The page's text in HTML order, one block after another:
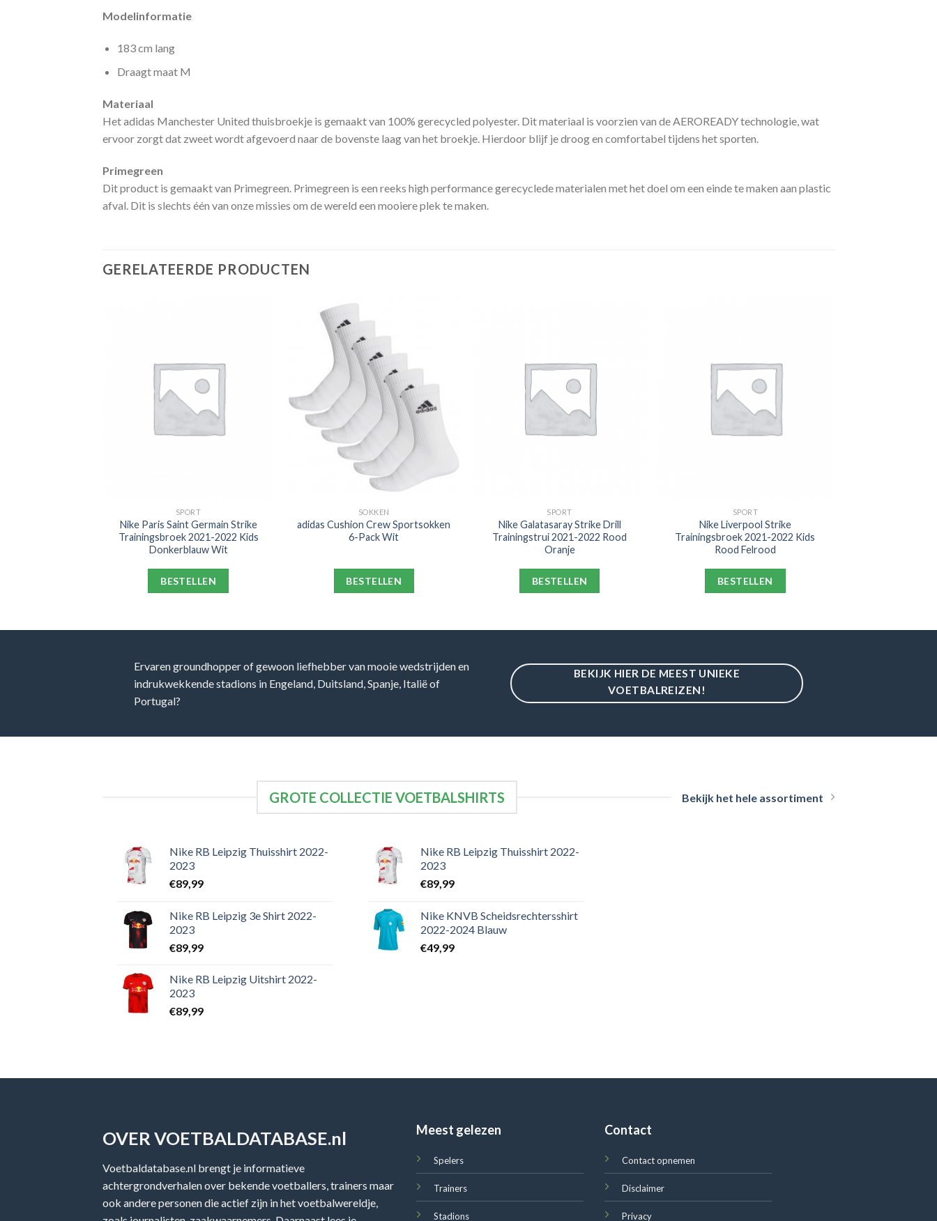
Modelinformatie
183 cm lang
Draagt maat M
Materiaal
Het adidas Manchester United thuisbroekje is gemaakt van 100% gerecycled polyester. Dit materiaal is voorzien van de AEROREADY technologie, wat
ervoor zorgt dat zweet wordt afgevoerd naar de bovenste laag van het broekje. Hierdoor blijf je droog en comfortabel tijdens het sporten.
Primegreen
Dit product is gemaakt van Primegreen. Primegreen is een reeks high performance gerecyclede materialen met het doel om een einde te maken aan plastic
afval. Dit is slechts één van onze missies om de wereld een mooiere plek te maken.
GERELATEERDE PRODUCTEN
SPORT
Nike Paris Saint Germain Strike
Trainingsbroek 2021-2022 Kids
Donkerblauw Wit
BESTELLEN
SOKKEN
adidas Cushion Crew Sportsokken
6-Pack Wit
BESTELLEN
SPORT
Nike Galatasaray Strike Drill
Trainingstrui 2021-2022 Rood
Oranje
BESTELLEN
SPORT
Nike Liverpool Strike
Trainingsbroek 2021-2022 Kids
Rood Felrood
BESTELLEN
Ervaren groundhopper of gewoon liefhebber van mooie wedstrijden en
indrukwekkende stadions in Engeland, Duitsland, Spanje, Italië of
Portugal?
BEKIJK HIER DE MEEST UNIEKE
VOETBALREIZEN!
GROTE COLLECTIE VOETBALSHIRTS Bekijk het hele assortiment
Nike RB Leipzig Thuisshirt 2022-
2023
€89,99
Nike RB Leipzig 3e Shirt 2022-
2023
€89,99
Nike RB Leipzig Uitshirt 2022-
2023
€89,99
Nike RB Leipzig Thuisshirt 2022-
2023
€89,99
Nike KNVB Scheidsrechtersshirt
2022-2024 Blauw
€49,99
OVER VOETBALDATABASE.nl
Voetbaldatabase.nl brengt je informatieve
achtergrondverhalen over bekende voetballers, trainers maar
ook andere personen die actief zijn in het voetbalwereldje,
Meest gelezen
Spelers
Trainers
Stadions
Contact
Contact opnemen
Disclaimer
Privacy